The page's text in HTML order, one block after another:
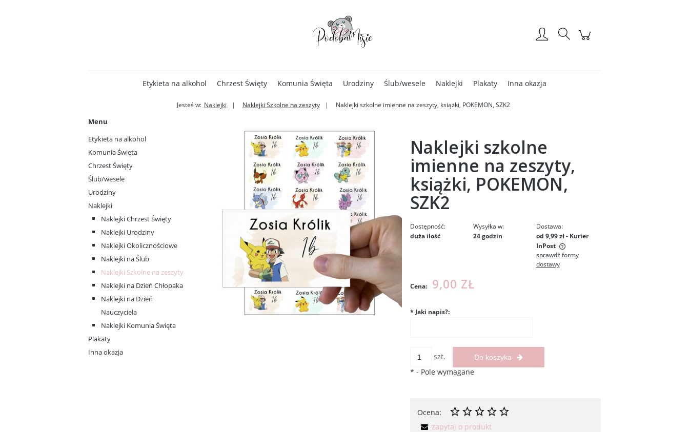
Etykieta na alkohol Chrzest Święty Komunia Święta Urodziny Ślub/wesele Naklejki Plakaty Inna okazja
Jesteś w: Naklejki Naklejki Szkolne na zeszyty Naklejki szkolne imienne na zeszyty, książki, POKEMON, SZK2
Menu
Etykieta na alkohol
Komunia Święta
Chrzest Święty
Ślub/wesele
Urodziny
Naklejki
Naklejki Chrzest Święty
Naklejki Urodziny
Naklejki Okolicznościowe
Naklejki na Ślub
Naklejki Szkolne na zeszyty
Naklejki na Dzień Chłopaka
Naklejki na Dzień
Nauczyciela
Naklejki Komunia Święta
Plakaty
Inna okazja
Naklejki szkolne
imienne na zeszyty,
książki, POKEMON,
SZK2
Dostępność:
duża ilość
Wysyłka w:
24 godzin
Dostawa:
od 9,99 zł - Kurier
InPost
kosztów płatności
sprawdź formy
dostawy
Cena: 9,00 ZŁ
* Jaki napis?:
szt. Do koszyka
* - Pole wymagane
Ocena:
zapytaj o produkt